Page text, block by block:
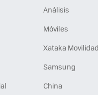
Análisis
Móviles
Xataka Movilidad
Samsung
China